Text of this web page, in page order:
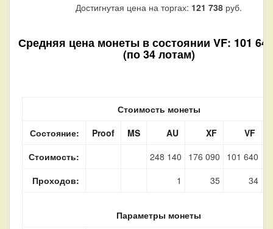
Достигнутая цена на торгах: 121 738 руб.
Средняя цена монеты в состоянии VF: 101
(по 34 лотам)
Стоимость монеты
Состояние:
Proof MS AU XF
VF
Стоимость:
248 140 176 090 101 640
Проходов:
1 35 34
Параметры монеты